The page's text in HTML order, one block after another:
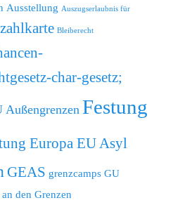
Ausstellung Auszugserlaubnis für
Bleiberecht
char-gesetz;
Außengrenzen Festung
Europa EU Asyl
GEAS grenzcamps GU
den Grenzen